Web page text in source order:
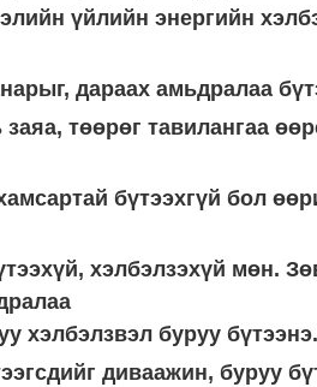
үйлийн энергийн
дараах амьдралаа
төөрөг тавилангаа
бүтээхгүй бол
хэлбэлзэхүй мөн.
хэлбэлзвэл буруу бүтээнэ.
диваажин, буруу